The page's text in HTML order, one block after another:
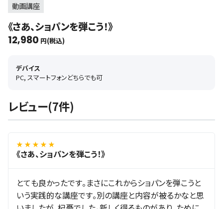
動画講座
《さあ、ショパンを弾こう！》
12,980 円(税込)
デバイス
PC, スマートフォンどちらでも可
レビュー(7件)
★ ★ ★ ★ ★
《さあ、ショパンを弾こう！》
とても良かったです。まさにこれからショパンを弾こうと
いう実践的な講座です。別の講座と内容が被るかなと思